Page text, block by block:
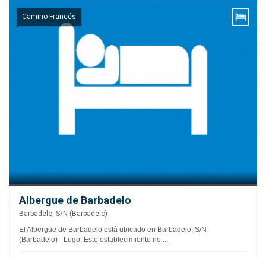
Camino Francés
Albergue de Barbadelo
Barbadelo, S/N (Barbadelo)
El Albergue de Barbadelo está ubicado en Barbadelo, S/N
(Barbadelo) - Lugo. Este establecimiento no ...